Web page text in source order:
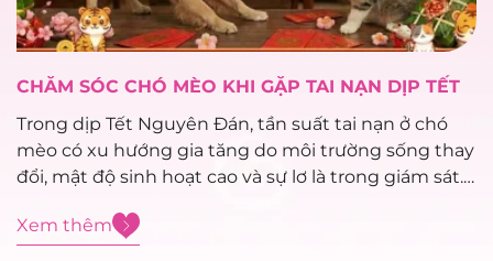
CHĂM SÓC CHÓ MÈO KHI GẶP TAI NẠN DỊP TẾT
Trong dịp Tết Nguyên Đán, tần suất tai nạn ở chó
mèo có xu hướng gia tăng do môi trường sống thay
đổi, mật độ sinh hoạt cao và sự lơ là trong giám sát.
đóng vai trò...
Xem thêm